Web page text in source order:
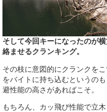
そして今回キーになったのが
絡ませるクランキング。
その枝に意図的にクランクを
をバイトに持ち込むというの
避性能の高さがあればこそ。
もちろん、カッ飛び性能で立